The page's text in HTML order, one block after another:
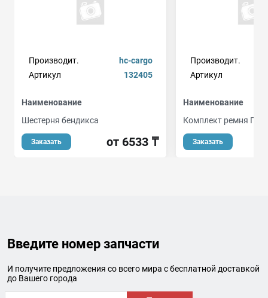
Производит.
hc-cargo
Артикул
132405
Наименование
Шестерня бендикса
Заказать от 6533 ₸
Производит.
Артикул
Наименование
Комплект ремня ГРМ
Заказать
Введите номер запчасти
И получите предложения со всего мира с бесплатной доставкой
до Вашего города